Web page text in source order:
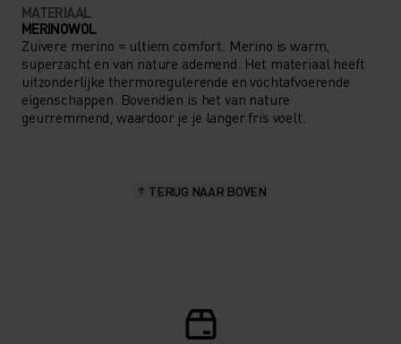
MATERIAAL
MERINOWOL
Zuivere merino = ultiem comfort. Merino is warm,
superzacht en van nature ademend. Het materiaal heeft
uitzonderlijke thermoregulerende en vochtafvoerende
eigenschappen. Bovendien is het van nature
geurremmend, waardoor je je langer fris voelt.
TERUG NAAR BOVEN